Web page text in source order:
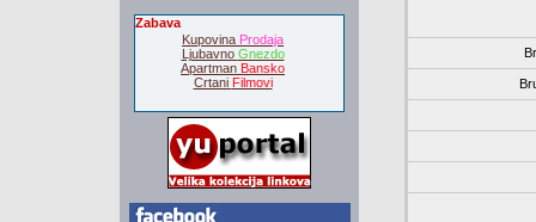
Zabava
Kupovina Prodaja
Ljubavno Gnezdo
Apartman Bansko
Crtani Filmovi